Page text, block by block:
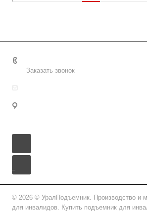
Заказать звонок
© 2026 © УралПодъемник. Производство и
для инвалидов. Купить подъемник для